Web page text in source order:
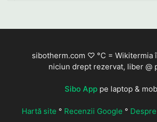
sibotherm.com ♡ °C = Wikitermia
niciun drept rezervat, liber @
Sibo App pe laptop &
Hartă site ° Recenzii Google °